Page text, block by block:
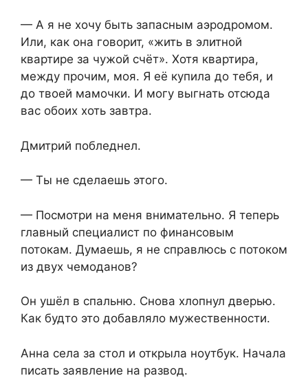
— А я не хочу быть запасным аэродромом.
Или, как она говорит, «жить в элитной
квартире за чужой счёт». Хотя квартира,
между прочим, моя. Я её купила до тебя, и
до твоей мамочки. И могу выгнать отсюда
вас обоих хоть завтра.
Дмитрий побледнел.
— Ты не сделаешь этого.
— Посмотри на меня внимательно. Я теперь
главный специалист по финансовым
потокам. Думаешь, я не справлюсь с потоком
из двух чемоданов?
Он ушёл в спальню. Снова хлопнул дверью.
Как будто это добавляло мужественности.
Анна села за стол и открыла ноутбук. Начала
писать заявление на развод.